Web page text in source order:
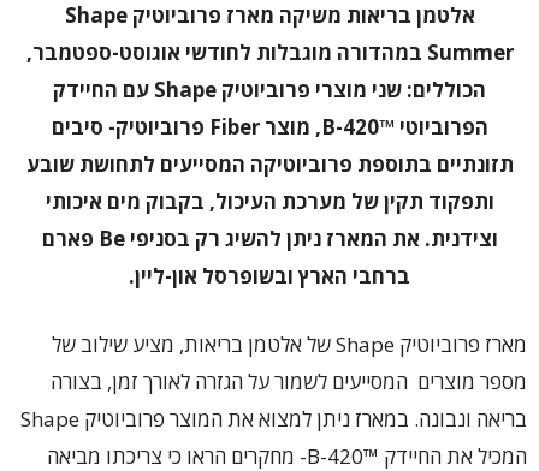
אלטמן בריאות משיקה מארז פרוביוטיקShape
Summer במהדורה מוגבלות לחודשי אוגוסט-ספטמבר,
הכוללים: שני מוצרי פרוביוטיק Shape עם החיידק
הפרוביוטי ™B-420, מוצרFiber פרוביוטיק- סיבים
תזונתיים בתוספת פרוביוטיקה המסייעים לתחושת שובע
ותפקוד תקין של מערכת העיכול, בקבוק מים איכותי
וצידנית. את המארז ניתן להשיג רק בסניפיBe פארם
ברחבי הארץ ובשופרסל און-ליין.
מארז פרוביוטיק Shape של אלטמן בריאות, מציע שילוב של
מספר מוצרים המסייעים לשמור על הגזרה לאורך זמן, בצורה
בריאה ונבונה. במארז ניתן למצוא את המוצר פרוביוטיק Shape
המכיל את החיידק ™B-420- מחקרים הראו כי צריכתו מביאה